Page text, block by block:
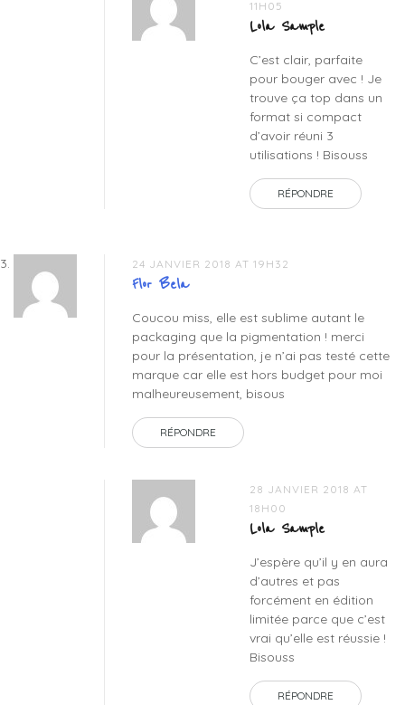
11H05
Lola Sample
C’est clair, parfaite
pour bouger avec ! Je
trouve ça top dans un
format si compact
d’avoir réuni 3
utilisations ! Bisouss
RÉPONDRE
24 JANVIER 2018 AT 19H32
Flor Bela
Coucou miss, elle est sublime autant le
packaging que la pigmentation ! merci
pour la présentation, je n’ai pas testé cette
marque car elle est hors budget pour moi
malheureusement, bisous
RÉPONDRE
28 JANVIER 2018 AT
18H00
Lola Sample
J’espère qu’il y en aura
d’autres et pas
forcément en édition
limitée parce que c’est
vrai qu’elle est réussie !
Bisouss
RÉPONDRE